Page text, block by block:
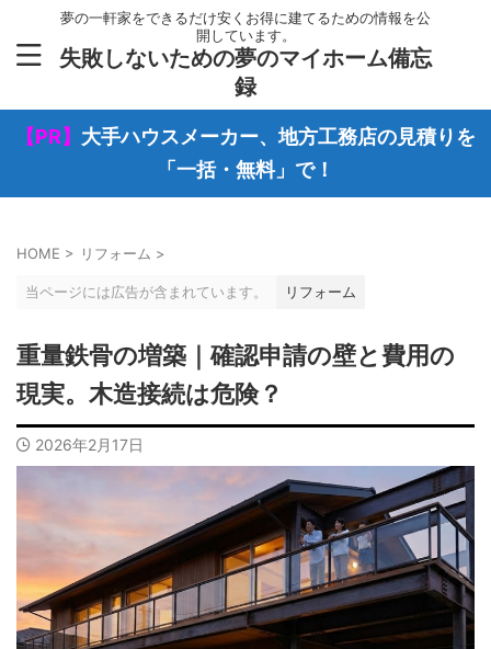
夢の一軒家をできるだけ安くお得に建てるための情報を公
開しています。
失敗しないための夢のマイホーム備忘
録
【PR】 大手ハウスメーカー、地方工務店の見積りを
「一括・無料」で！
HOME > リフォーム >
当ページには広告が含まれています。 リフォーム
重量鉄骨の増築｜確認申請の壁と費用の
現実。木造接続は危険？
2026年2月17日